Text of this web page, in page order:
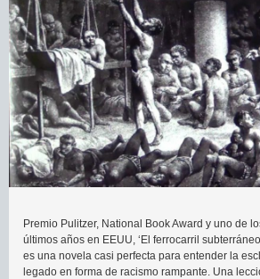
Premio Pulitzer, National Book Award y uno de
últimos años en EEUU, ‘El ferrocarril
es una novela casi perfecta para entender la
legado en forma de racismo rampante. Una